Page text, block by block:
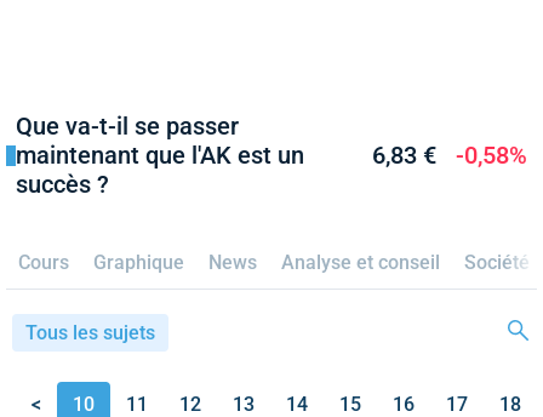
Que va-t-il se passer
maintenant que l'AK est un
succès ?
6,83 € -0,58%
Cours Graphique News Analyse et conseil Société
Tous les sujets
< 10 11 12 13 14 15 16 17
18